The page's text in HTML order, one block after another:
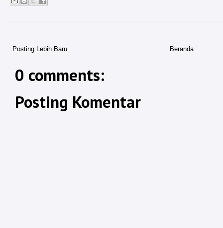
Posting Lebih Baru Beranda
0 comments:
Posting Komentar